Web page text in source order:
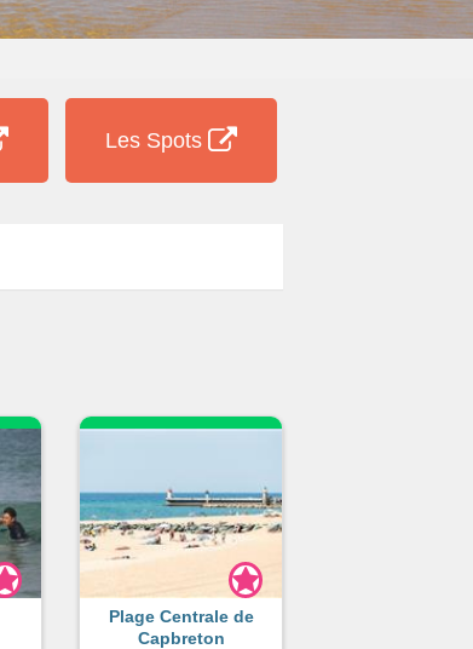
Les Spots
Plage Centrale de
Capbreton